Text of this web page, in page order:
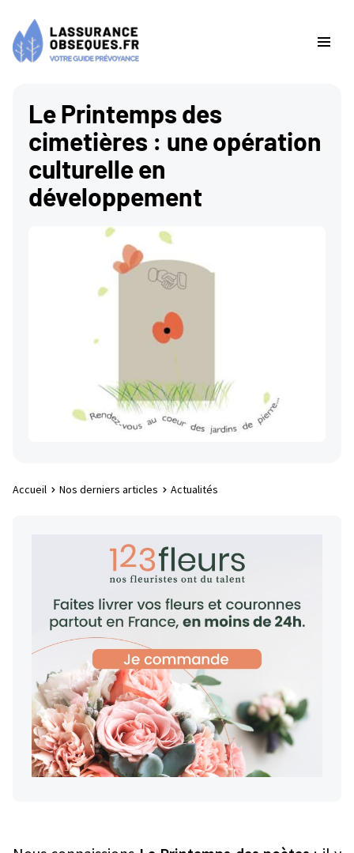
Le Printemps des
cimetières : une opération
culturelle en
développement
Accueil Nos derniers articles Actualités